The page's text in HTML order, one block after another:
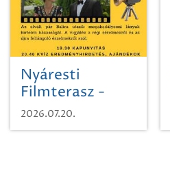
Nyáresti
Filmterasz -
Beugró a
Paradicsomba
2026.07.20.